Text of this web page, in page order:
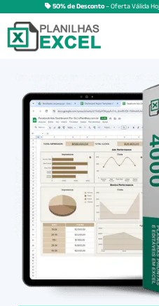
50% de Desconto– Oferta Válida